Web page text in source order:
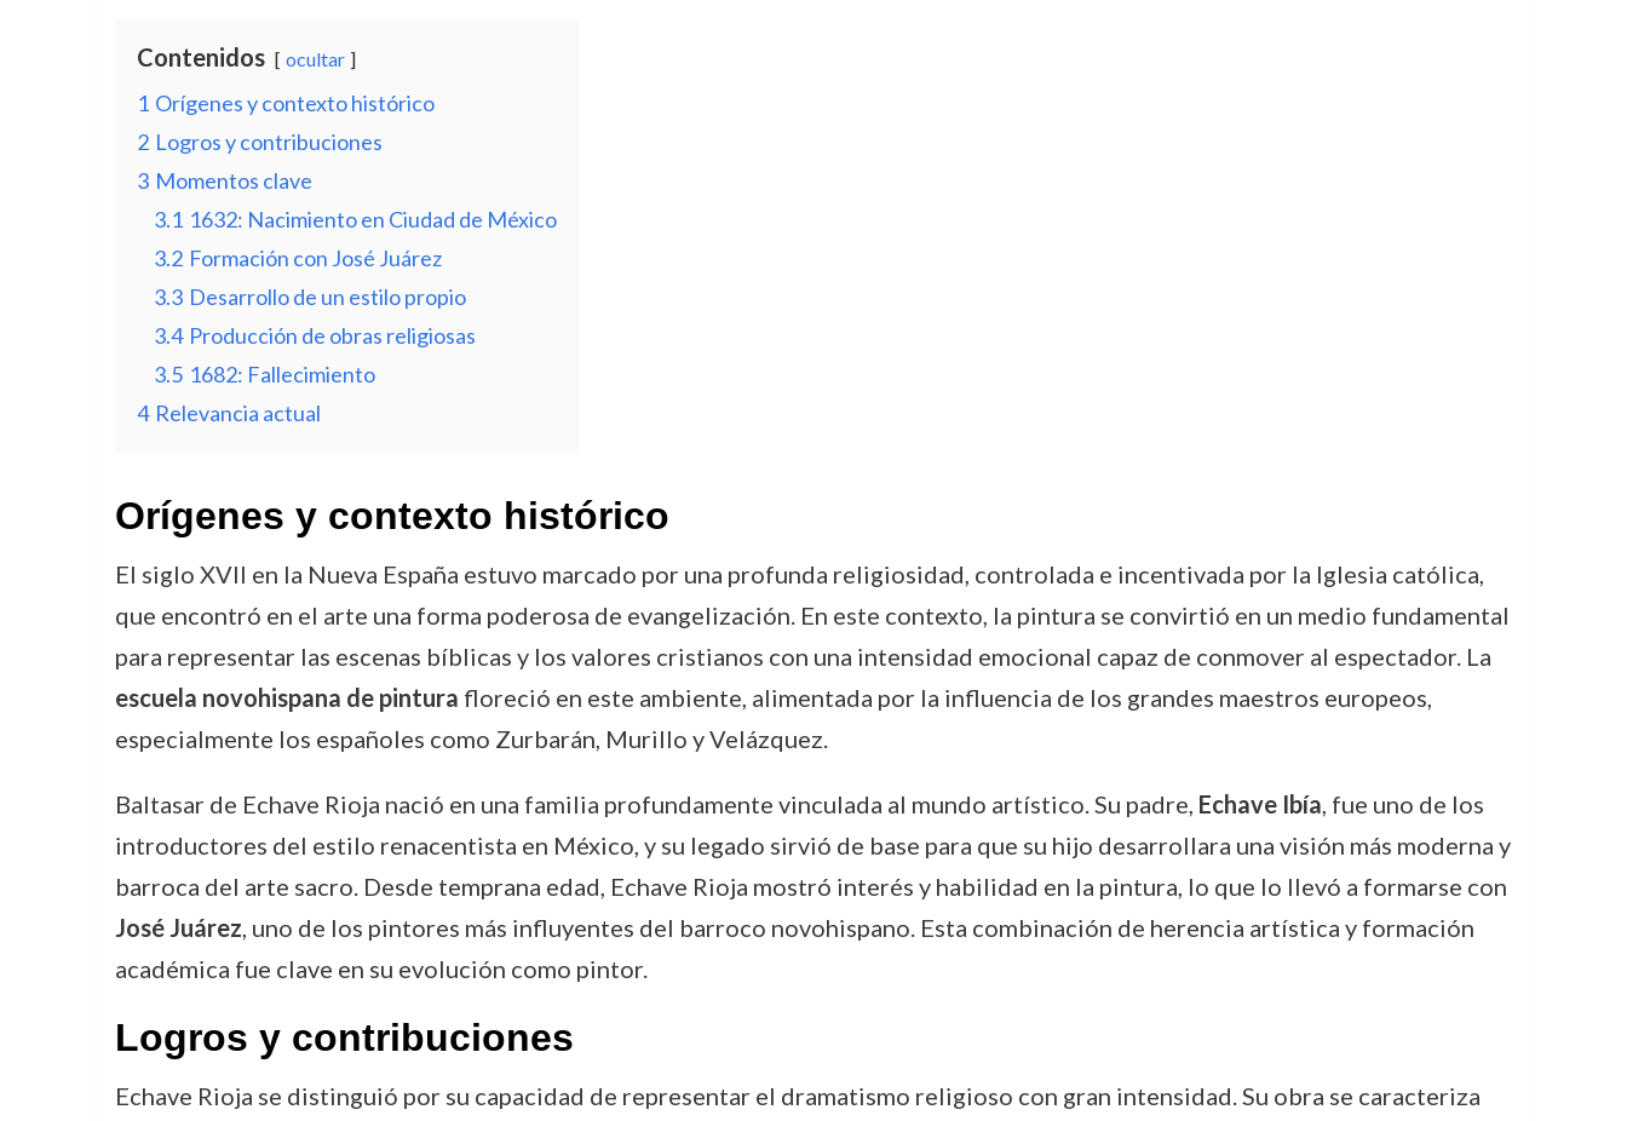
Contenidos ocultar
1 Orígenes y contexto histórico
2 Logros y contribuciones
3 Momentos clave
3.1 1632: Nacimiento en Ciudad de México
3.2 Formación con José Juárez
3.3 Desarrollo de un estilo propio
3.4 Producción de obras religiosas
3.5 1682: Fallecimiento
4 Relevancia actual
Orígenes y contexto histórico
El siglo XVII en la Nueva España estuvo marcado por una profunda religiosidad, controlada e incentivada por la Iglesia católica,
que encontró en el arte una forma poderosa de evangelización. En este contexto, la pintura se convirtió en un medio fundamental
para representar las escenas bíblicas y los valores cristianos con una intensidad emocional capaz de conmover al espectador. La
escuela novohispana de pintura floreció en este ambiente, alimentada por la influencia de los grandes maestros europeos,
especialmente los españoles como Zurbarán, Murillo y Velázquez.
Baltasar de Echave Rioja nació en una familia profundamente vinculada al mundo artístico. Su padre, Echave Ibía, fue uno de los
introductores del estilo renacentista en México, y su legado sirvió de base para que su hijo desarrollara una visión más moderna y
barroca del arte sacro. Desde temprana edad, Echave Rioja mostró interés y habilidad en la pintura, lo que lo llevó a formarse con
José Juárez, uno de los pintores más influyentes del barroco novohispano. Esta combinación de herencia artística y formación
académica fue clave en su evolución como pintor.
Logros y contribuciones
Echave Rioja se distinguió por su capacidad de representar el dramatismo religioso con gran intensidad. Su obra se caracteriza